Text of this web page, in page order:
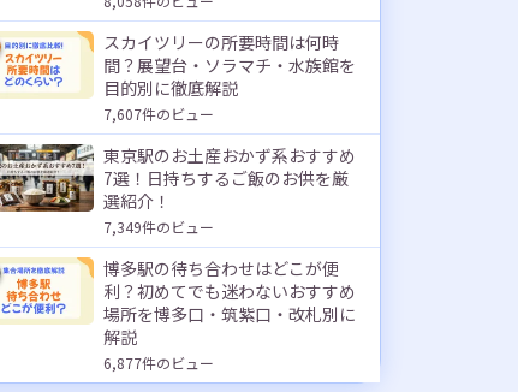
スカイツリーの所要時間は何時
間？展望台・ソラマチ・水族館を
目的別に徹底解説
7,607件のビュー
東京駅のお土産おかず系おすすめ
7選！日持ちするご飯のお供を厳
選紹介！
7,349件のビュー
博多駅の待ち合わせはどこが便
利？初めてでも迷わないおすすめ
場所を博多口・筑紫口・改札別に
解説
6,877件のビュー